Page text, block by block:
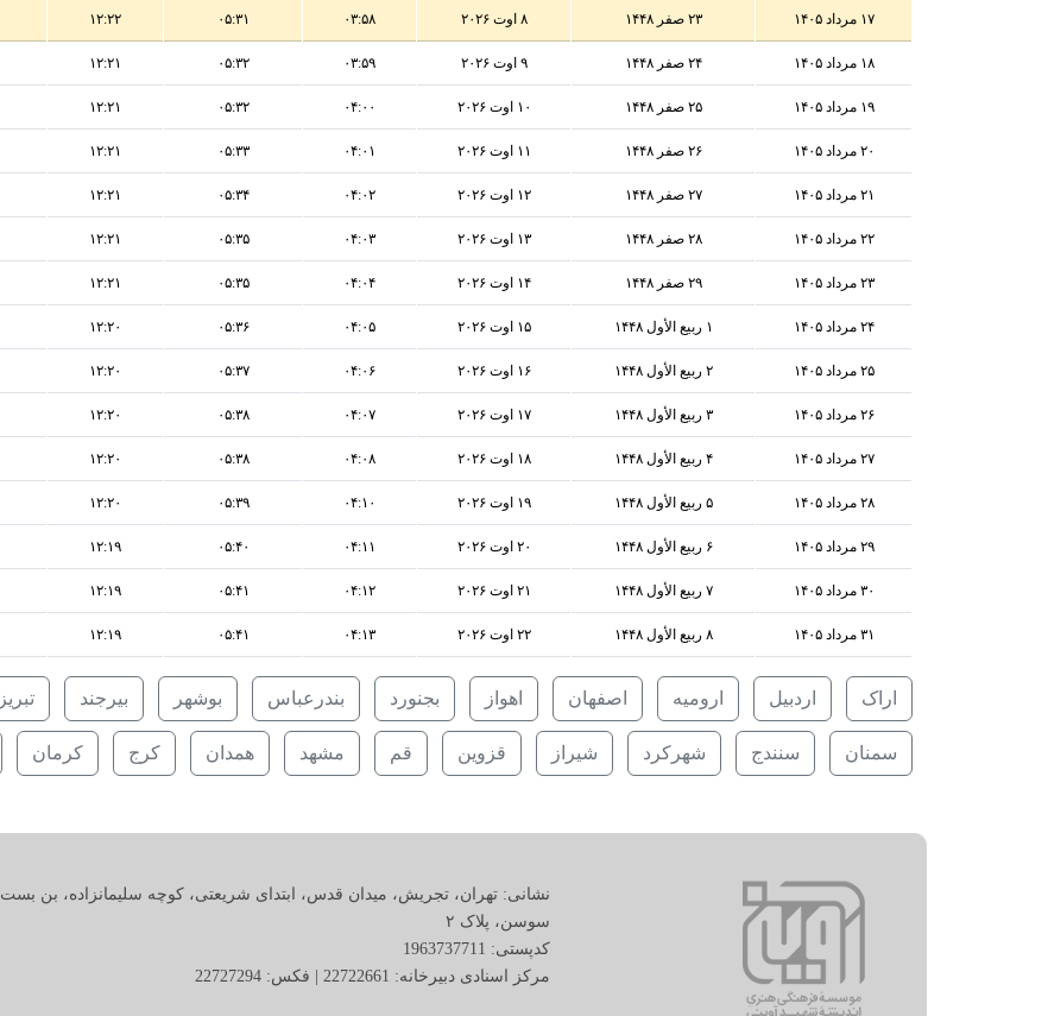
۱۷ مرداد ۱۴۰۵ ۲۳ صفر ۱۴۴۸ ۸ اوت ۲۰۲۶ ۰۳:۵۸ ۰۵:۳۱ ۱۲:۲۲
۱۸ مرداد ۱۴۰۵ ۲۴ صفر ۱۴۴۸ ۹ اوت ۲۰۲۶ ۰۳:۵۹ ۰۵:۳۲ ۱۲:۲۱
۱۹ مرداد ۱۴۰۵ ۲۵ صفر ۱۴۴۸ ۱۰ اوت ۲۰۲۶ ۰۴:۰۰ ۰۵:۳۲ ۱۲:۲۱
۲۰ مرداد ۱۴۰۵ ۲۶ صفر ۱۴۴۸ ۱۱ اوت ۲۰۲۶ ۰۴:۰۱ ۰۵:۳۳ ۱۲:۲۱
۲۱ مرداد ۱۴۰۵ ۲۷ صفر ۱۴۴۸ ۱۲ اوت ۲۰۲۶ ۰۴:۰۲ ۰۵:۳۴ ۱۲:۲۱
۲۲ مرداد ۱۴۰۵ ۲۸ صفر ۱۴۴۸ ۱۳ اوت ۲۰۲۶ ۰۴:۰۳ ۰۵:۳۵ ۱۲:۲۱
۲۳ مرداد ۱۴۰۵ ۲۹ صفر ۱۴۴۸ ۱۴ اوت ۲۰۲۶ ۰۴:۰۴ ۰۵:۳۵ ۱۲:۲۱
۲۴ مرداد ۱۴۰۵ ۱ ربيع الأول ۱۴۴۸ ۱۵ اوت ۲۰۲۶ ۰۴:۰۵ ۰۵:۳۶ ۱۲:۲۰
۲۵ مرداد ۱۴۰۵ ۲ ربيع الأول ۱۴۴۸ ۱۶ اوت ۲۰۲۶ ۰۴:۰۶ ۰۵:۳۷ ۱۲:۲۰
۲۶ مرداد ۱۴۰۵ ۳ ربيع الأول ۱۴۴۸ ۱۷ اوت ۲۰۲۶ ۰۴:۰۷ ۰۵:۳۸ ۱۲:۲۰
۲۷ مرداد ۱۴۰۵ ۴ ربيع الأول ۱۴۴۸ ۱۸ اوت ۲۰۲۶ ۰۴:۰۸ ۰۵:۳۸ ۱۲:۲۰
۲۸ مرداد ۱۴۰۵ ۵ ربيع الأول ۱۴۴۸ ۱۹ اوت ۲۰۲۶ ۰۴:۱۰ ۰۵:۳۹ ۱۲:۲۰
۲۹ مرداد ۱۴۰۵ ۶ ربيع الأول ۱۴۴۸ ۲۰ اوت ۲۰۲۶ ۰۴:۱۱ ۰۵:۴۰ ۱۲:۱۹
۳۰ مرداد ۱۴۰۵ ۷ ربيع الأول ۱۴۴۸ ۲۱ اوت ۲۰۲۶ ۰۴:۱۲ ۰۵:۴۱ ۱۲:۱۹
۳۱ مرداد ۱۴۰۵ ۸ ربيع الأول ۱۴۴۸ ۲۲ اوت ۲۰۲۶ ۰۴:۱۳ ۰۵:۴۱ ۱۲:۱۹
اراک اردبیل ارومیه اصفهان اهواز بجنورد بندرعباس بوشهر بیرجند تبریز
سمنان سنندج شهرکرد شیراز قزوین قم مشهد همدان کرج کرمان
نشانی: تهران، تجریش، میدان قدس، ابتدای شریعتی، کوچه سلیمانزاده، بن بست
سوسن، پلاک ٢
کدپستی: 1963737711
مرکز اسنادی دبیرخانه: 22722661 | فکس: 22727294